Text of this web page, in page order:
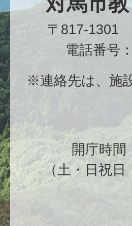
〒817-1301
電話番号
※連絡先は、施
開庁時間
（土・日祝